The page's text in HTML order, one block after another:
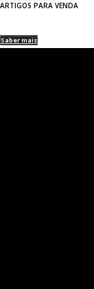
ARTIGOS PARA VENDA
Saber mais